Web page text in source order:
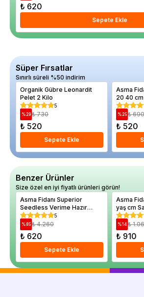
₺ 620
Sepete Ekle
Süper Fırsatlar
Sınırlı süreli %50 indirim
Organik Gübre Leonardit
Pelet 2 Kilo
5
%29 ₺ 730
₺ 520
Sepete Ekle
Asma
20 40 cm
%25 ₺ 690
₺ 520
Benzer Ürünler
Size özel en iyi fiyatlı ürünleri görün!
Asma Fidanı Superior
Seedless Verime Hazır
Saksıda
5
% 85 ₺ 4.260
₺ 620
Sepete Ekle
Asma
yaş cm
%14 ₺
₺ 910